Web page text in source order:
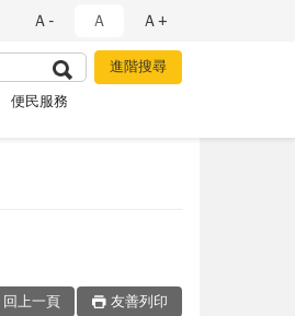
Ａ- Ａ Ａ+
便民服務
回上一頁 友善列印